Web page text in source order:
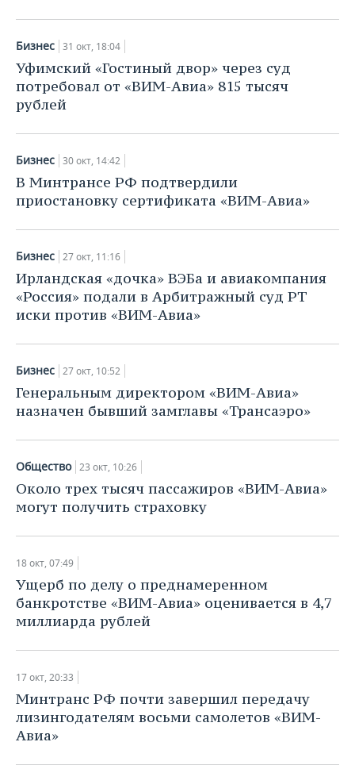
Бизнес 31 окт, 18:04
Уфимский «Гостиный двор» через суд
потребовал от «ВИМ-Авиа» 815 тысяч
рублей
Бизнес 30 окт, 14:42
В Минтрансе РФ подтвердили
приостановку сертификата «ВИМ-Авиа»
Бизнес 27 окт, 11:16
Ирландская «дочка» ВЭБа и авиакомпания
«Россия» подали в Арбитражный суд РТ
иски против «ВИМ-Авиа»
Бизнес 27 окт, 10:52
Генеральным директором «ВИМ-Авиа»
назначен бывший замглавы «Трансаэро»
Общество 23 окт, 10:26
Около трех тысяч пассажиров «ВИМ-Авиа»
могут получить страховку
18 окт, 07:49
Ущерб по делу о преднамеренном
банкротстве «ВИМ-Авиа» оценивается в 4,7
миллиарда рублей
17 окт, 20:33
Минтранс РФ почти завершил передачу
лизингодателям восьми самолетов «ВИМ-
Авиа»